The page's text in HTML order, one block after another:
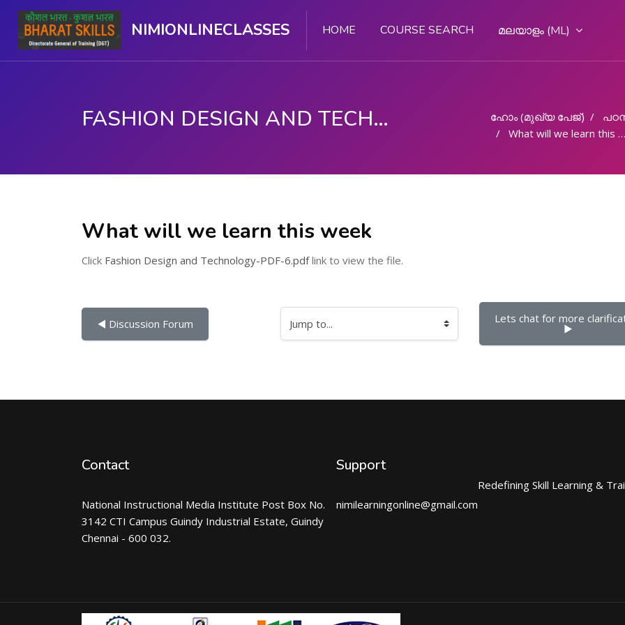
NIMIONLINECLASSES HOME COURSE SEARCH മലയാളം ‎(ML)‎
FASHION DESIGN AND TECHNOLOGY ഹോം (മുഖ്യ പേജ്‌)
What will we learn this week
What will we learn this week
Click Fashion Design and Technology-PDF-6.pdflink to view the file.
◀︎ Discussion Forum Jump to... Lets chat for more
▶︎
Contact
National Instructional Media Institute Post Box No.
3142 CTI Campus Guindy Industrial Estate, Guindy
Chennai - 600 032.
Support
nimilearningonline@gmail.com
Redefining Skill Learning &